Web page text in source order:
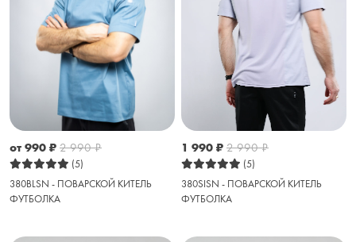
от 990 ₽ 2 990₽
(5)
380BLSN - ПОВАРСКОЙ КИТЕЛЬ
ФУТБОЛКА
1 990 ₽ 2 990₽
(5)
380SISN - ПОВАРСКОЙ КИТЕЛЬ
ФУТБОЛКА